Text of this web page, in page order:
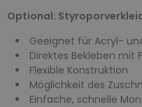
Optional:
Geeignet für Acryl-
Direktes Bekleben mit
Flexible Konstruktion
Möglichkeit des
Einfache, schnelle